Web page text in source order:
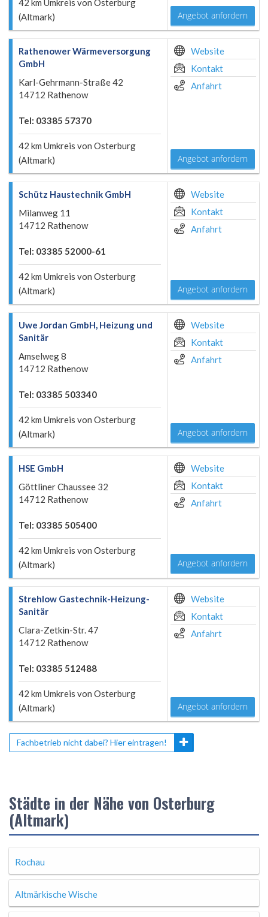
42 km Umkreis von Osterburg
(Altmark)
Angebot anfordern
Rathenower Wärmeversorgung
GmbH
Karl-Gehrmann-Straße 42
14712 Rathenow
Tel: 03385 57370
42 km Umkreis von Osterburg
(Altmark)
Website
Kontakt
Anfahrt
Angebot anfordern
Schütz Haustechnik GmbH
Milanweg 11
14712 Rathenow
Tel: 03385 52000-61
42 km Umkreis von Osterburg
(Altmark)
Website
Kontakt
Anfahrt
Angebot anfordern
Uwe Jordan GmbH, Heizung und
Sanitär
Amselweg 8
14712 Rathenow
Tel: 03385 503340
42 km Umkreis von Osterburg
(Altmark)
Website
Kontakt
Anfahrt
Angebot anfordern
HSE GmbH
Göttliner Chaussee 32
14712 Rathenow
Tel: 03385 505400
42 km Umkreis von Osterburg
(Altmark)
Website
Kontakt
Anfahrt
Angebot anfordern
Strehlow Gastechnik-Heizung-
Sanitär
Clara-Zetkin-Str. 47
14712 Rathenow
Tel: 03385 512488
42 km Umkreis von Osterburg
(Altmark)
Website
Kontakt
Anfahrt
Angebot anfordern
Fachbetrieb nicht dabei? Hier eintragen!
Städte in der Nähe von Osterburg
(Altmark)
Rochau
Altmärkische Wische